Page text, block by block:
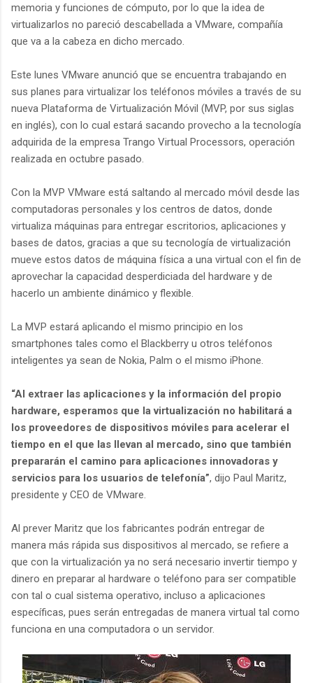
memoria y funciones de cómputo, por lo que la idea de
virtualizarlos no pareció descabellada a VMware, compañía
que va a la cabeza en dicho mercado.
Este lunes VMware anunció que se encuentra trabajando en
sus planes para virtualizar los teléfonos móviles a través de su
nueva Plataforma de Virtualización Móvil (MVP, por sus siglas
en inglés), con lo cual estará sacando provecho a la tecnología
adquirida de la empresa Trango Virtual Processors, operación
realizada en octubre pasado.
Con la MVP VMware está saltando al mercado móvil desde las
computadoras personales y los centros de datos, donde
virtualiza máquinas para entregar escritorios, aplicaciones y
bases de datos, gracias a que su tecnología de virtualización
mueve estos datos de máquina física a una virtual con el fin de
aprovechar la capacidad desperdiciada del hardware y de
hacerlo un ambiente dinámico y flexible.
La MVP estará aplicando el mismo principio en los
smartphones tales como el Blackberry u otros teléfonos
inteligentes ya sean de Nokia, Palm o el mismo iPhone.
“Al extraer las aplicaciones y la información del propio
hardware, esperamos que la virtualización no habilitará a
los proveedores de dispositivos móviles para acelerar el
tiempo en el que las llevan al mercado, sino que también
prepararán el camino para aplicaciones innovadoras y
servicios para los usuarios de telefonía”, dijo Paul Maritz,
presidente y CEO de VMware.
Al prever Maritz que los fabricantes podrán entregar de
manera más rápida sus dispositivos al mercado, se refiere a
que con la virtualización ya no será necesario invertir tiempo y
dinero en preparar al hardware o teléfono para ser compatible
con tal o cual sistema operativo, incluso a aplicaciones
específicas, pues serán entregadas de manera virtual tal como
funciona en una computadora o un servidor.